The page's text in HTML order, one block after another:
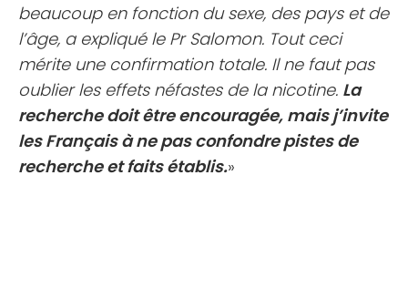
beaucoup en fonction du sexe, des pays et de
l’âge, a expliqué le Pr Salomon. Tout ceci
mérite une confirmation totale. Il ne faut pas
oublier les effets néfastes de la nicotine. La
recherche doit être encouragée, mais j’invite
les Français à ne pas confondre pistes de
recherche et faits établis.»